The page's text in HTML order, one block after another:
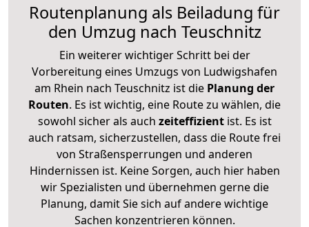
Routenplanung als Beiladung für
den Umzug nach Teuschnitz
Ein weiterer wichtiger Schritt bei der
Vorbereitung eines Umzugs von Ludwigshafen
am Rhein nach Teuschnitz ist die Planung der
Routen. Es ist wichtig, eine Route zu wählen, die
sowohl sicher als auch zeiteffizientist. Es ist
auch ratsam, sicherzustellen, dass die Route frei
von Straßensperrungen und anderen
Hindernissen ist. Keine Sorgen, auch hier haben
wir Spezialisten und übernehmen gerne die
Planung, damit Sie sich auf andere wichtige
Sachen konzentrieren können.